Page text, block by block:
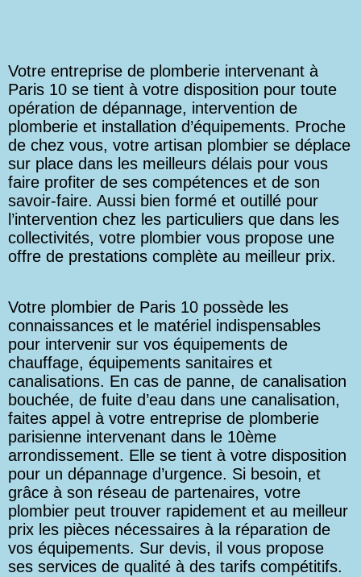
Votre entreprise de plomberie intervenant à
Paris 10 se tient à votre disposition pour toute
opération de dépannage, intervention de
plomberie et installation d’équipements. Proche
de chez vous, votre artisan plombier se déplace
sur place dans les meilleurs délais pour vous
faire profiter de ses compétences et de son
savoir-faire. Aussi bien formé et outillé pour
l’intervention chez les particuliers que dans les
collectivités, votre plombier vous propose une
offre de prestations complète au meilleur prix.
Votre plombier de Paris 10 possède les
connaissances et le matériel indispensables
pour intervenir sur vos équipements de
chauffage, équipements sanitaires et
canalisations. En cas de panne, de canalisation
bouchée, de fuite d’eau dans une canalisation,
faites appel à votre entreprise de plomberie
parisienne intervenant dans le 10ème
arrondissement. Elle se tient à votre disposition
pour un dépannage d’urgence. Si besoin, et
grâce à son réseau de partenaires, votre
plombier peut trouver rapidement et au meilleur
prix les pièces nécessaires à la réparation de
vos équipements. Sur devis, il vous propose
ses services de qualité à des tarifs compétitifs.